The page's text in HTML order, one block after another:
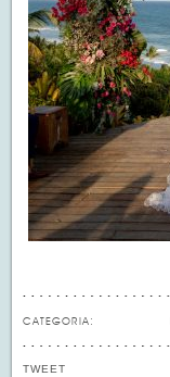
CATEGORIA:
TWEET